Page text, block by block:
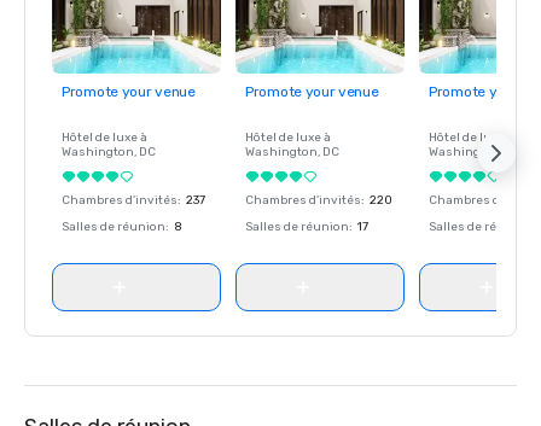
Promote your venue
Hôtel de luxe à
Washington, DC
Chambres d'invités: 237
Salles de réunion: 8
Promote your venue
Hôtel de luxe à
Washington, DC
Chambres d'invités: 220
Salles de réunion: 17
Promote your
Hôtel de luxe à
Washington
Chambres
Salles de réunion